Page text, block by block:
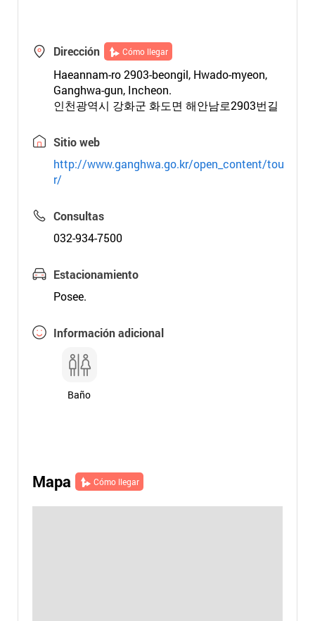
Dirección Cómo llegar
Haeannam-ro 2903-beongil, Hwado-myeon,
Ganghwa-gun, Incheon.
인천광역시 강화군 화도면 해안남로2903번길
Sitio web
http://www.ganghwa.go.kr/open_content/tou
r/
Consultas
032-934-7500
Estacionamiento
Posee.
Información adicional
Baño
Mapa Cómo llegar